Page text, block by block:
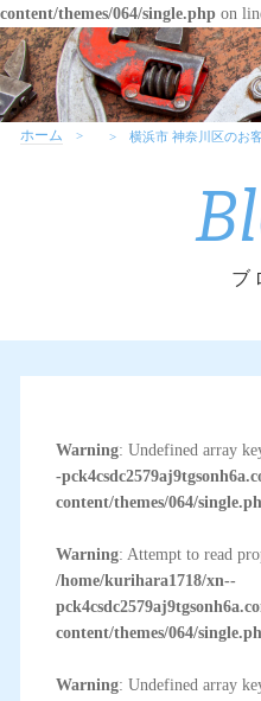
content/themes/064/single.php on
ホーム 横浜市 神奈川区のお
ブ
Warning: Undefined array
-
content/themes/064/
Warning: Attempt to read
/home/kurihara1718/xn--
content/themes/064/
Warning: Undefined array